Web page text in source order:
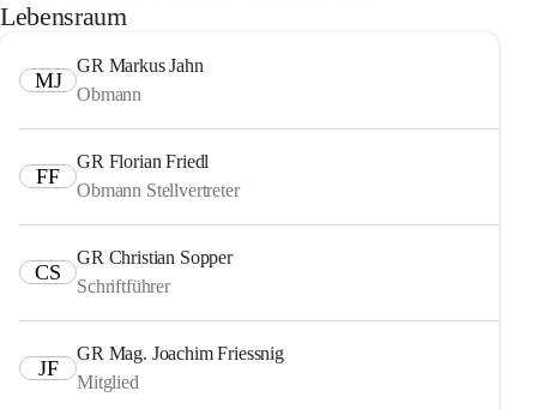
Lebensraum
MJ
GR Markus Jahn
Obmann
FF
GR Florian Friedl
Obmann Stellvertreter
CS
GR Christian Sopper
Schriftführer
JF
GR Mag. Joachim Friessnig
Mitglied